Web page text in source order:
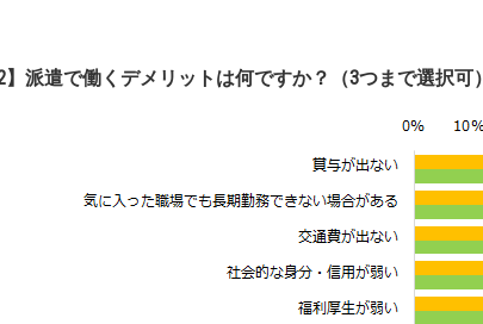
派遣で働くデメリットは何ですか？（3つまで選択可）